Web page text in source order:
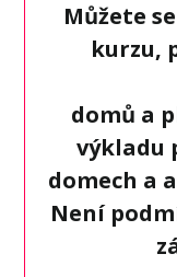
Můžete
kurzu,
domů a
výkladu
domech a
Není